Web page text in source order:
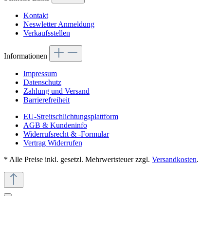
Kontakt
Neswletter Anmeldung
Verkaufsstellen
Informationen
Impressum
Datenschutz
Zahlung und Versand
Barrierefreiheit
EU-Streitschlichtungsplattform
AGB & Kundeninfo
Widerrufsrecht & -Formular
Vertrag Widerrufen
* Alle Preise inkl. gesetzl. Mehrwertsteuer zzgl. Versandkosten.